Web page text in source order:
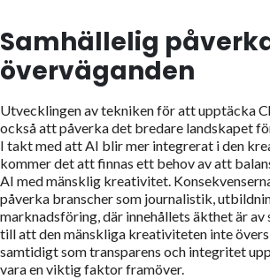
Samhällelig
överväganden
Utvecklingen av tekniken för att upptäcka
också att påverka det bredare landskapet
I takt med att AI blir mer integrerat i den
kommer det att finnas ett behov av att
AI med mänsklig kreativitet.
påverka branscher som journalistik,
marknadsföring, där innehållets äkthet är
till att den mänskliga kreativiteten inte
samtidigt som transparens och integritet
vara en viktig faktor framöver.